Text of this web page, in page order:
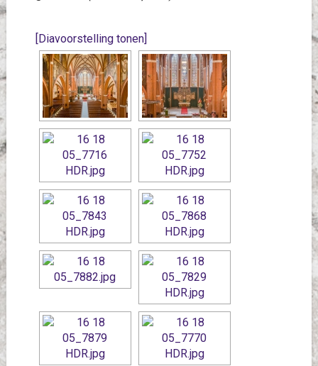
[Diavoorstelling tonen]